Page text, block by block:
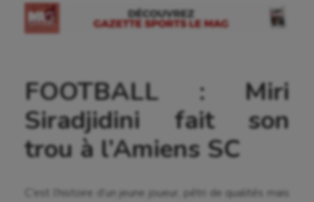
FOOTBALL : Miri
Siradjidini fait son
trou à l’Amiens SC
C’est l’histoire d’un jeune joueur, pétri de qualités mais